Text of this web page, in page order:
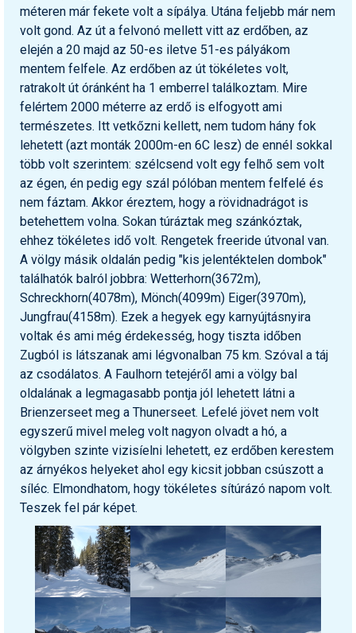
méteren már fekete volt a sípálya. Utána feljebb már nem
volt gond. Az út a felvonó mellett vitt az erdőben, az
elején a 20 majd az 50-es iletve 51-es pályákom
mentem felfele. Az erdőben az út tökéletes volt,
ratrakolt út óránként ha 1 emberrel találkoztam. Mire
felértem 2000 méterre az erdő is elfogyott ami
természetes. Itt vetkőzni kellett, nem tudom hány fok
lehetett (azt monták 2000m-en 6C lesz) de ennél sokkal
több volt szerintem: szélcsend volt egy felhő sem volt
az égen, én pedig egy szál pólóban mentem felfelé és
nem fáztam. Akkor éreztem, hogy a rövidnadrágot is
betehettem volna. Sokan túráztak meg szánkóztak,
ehhez tökéletes idő volt. Rengetek freeride útvonal van.
A völgy másik oldalán pedig "kis jelentéktelen dombok"
találhatók balról jobbra: Wetterhorn(3672m),
Schreckhorn(4078m), Mönch(4099m) Eiger(3970m),
Jungfrau(4158m). Ezek a hegyek egy karnyújtásnyira
voltak és ami még érdekesség, hogy tiszta időben
Zugból is látszanak ami légvonalban 75 km. Szóval a táj
az csodálatos. A Faulhorn tetejéről ami a völgy bal
oldalának a legmagasabb pontja jól lehetett látni a
Brienzerseet meg a Thunerseet. Lefelé jövet nem volt
egyszerű mivel meleg volt nagyon olvadt a hó, a
völgyben szinte vizisíelni lehetett, ez erdőben kerestem
az árnyékos helyeket ahol egy kicsit jobban csúszott a
síléc. Elmondhatom, hogy tökéletes sítúrázó napom volt.
Teszek fel pár képet.